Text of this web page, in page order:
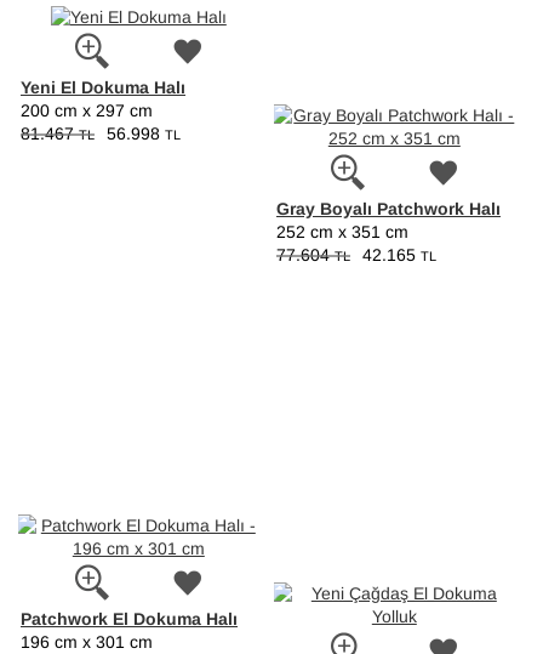
Yeni El Dokuma Halı
200 cm x 297 cm
81.467TL 56.998 TL
Gray Boyalı Patchwork Halı
252 cm x 351 cm
77.604TL 42.165 TL
Patchwork El Dokuma Halı
196 cm x 301 cm